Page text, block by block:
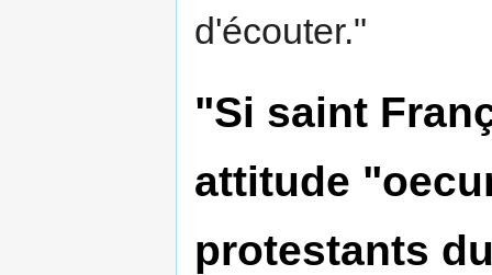
d'écouter."
"Si saint
attitude
protestants